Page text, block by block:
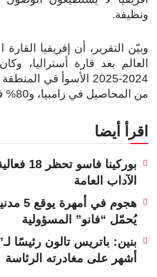
ونظيفة.
وبيّن التقرير، أن إفريقيا القارة
العالم بعد قارة أستراليا،
من المحاصيل في زامبيا، و80% في زيمبابوي.
اقرأ أيضا
بوركينا
الآداب العامة
هجوم
يُحمّل “فانو” المسؤولية
أشهر على مغادرته الرئاسة